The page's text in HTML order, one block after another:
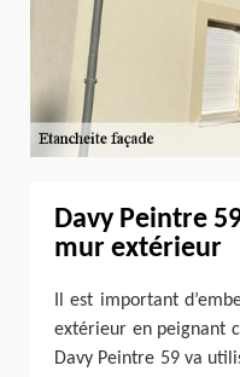
Davy Peintre
mur extérieur
Il est important
extérieur en peignant
Davy Peintre 59 va